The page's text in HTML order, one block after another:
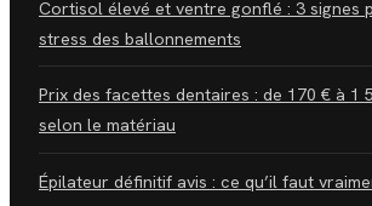
Cortisol élevé et ventre gonflé : 3 signes
stress des ballonnements
Prix des facettes dentaires : de 170 € à 1
selon le matériau
Épilateur définitif avis : ce qu’il faut